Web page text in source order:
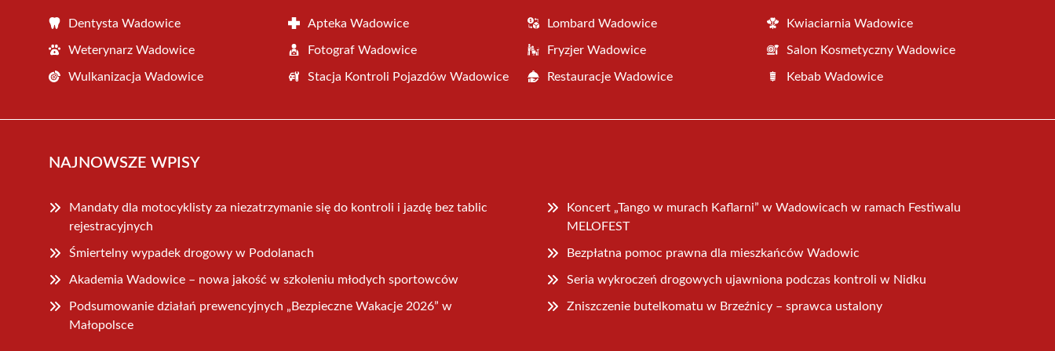
Dentysta Wadowice Apteka Wadowice Lombard Wadowice Kwiaciarnia Wadowice
Weterynarz Wadowice Fotograf Wadowice Fryzjer Wadowice Salon Kosmetyczny Wadowice
Wulkanizacja Wadowice Stacja Kontroli Pojazdów Wadowice Restauracje Wadowice Kebab Wadowice
NAJNOWSZE WPISY
Mandaty dla motocyklisty za niezatrzymanie się do kontroli i jazdę bez tablic
rejestracyjnych
Koncert „Tango w murach Kaflarni” w Wadowicach w ramach Festiwalu
MELOFEST
Śmiertelny wypadek drogowy w Podolanach Bezpłatna pomoc prawna dla mieszkańców Wadowic
Akademia Wadowice – nowa jakość w szkoleniu młodych sportowców Seria wykroczeń drogowych ujawniona podczas kontroli w Nidku
Podsumowanie działań prewencyjnych „Bezpieczne Wakacje 2026” w
Małopolsce
Zniszczenie butelkomatu w Brzeźnicy – sprawca ustalony